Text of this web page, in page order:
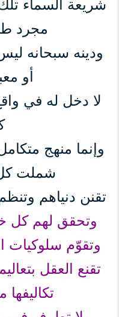
شريعة السماء
مجرد
ودينه سبحانه
أو
لا دخل له في
وإنما منهج
شملت كل
تقنن دنياهم
وتحقق لهم كل
وتقوّم سلوكيات
تقنع العقل